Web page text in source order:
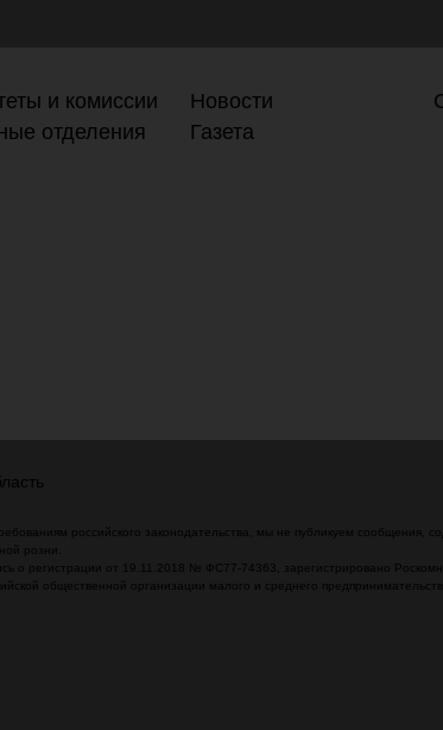
и комиссии
отделения
Новости
Газета
российского законодательства, мы не публикуем
розни.
о регистрации от 19.11.2018 № ФС77-74363, зарегистрировано
общественной организации малого и среднего